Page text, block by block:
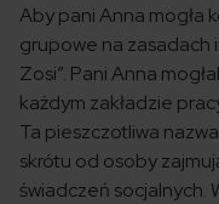
Aby pani Anna mogła
grupowe na zasadach
Zosi”. Pani Anna
każdym zakładzie
Ta pieszczotliwa
skrótu od osoby
świadczeń socjalnych.